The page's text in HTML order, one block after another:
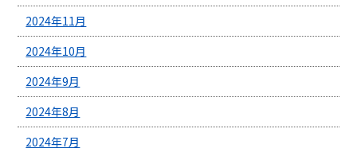
2024年11月
2024年10月
2024年9月
2024年8月
2024年7月